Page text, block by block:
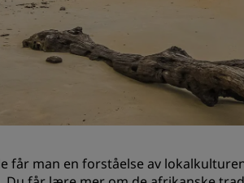
Opplev Radisson Meetings
Bestill et møterom
Be om et tilbud
Arrangementsreisemål
Bransjeløsninger
Søk etter flyvninger
får man en forståelse av